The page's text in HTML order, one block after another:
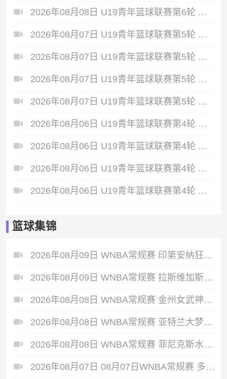
2026年08月08日 U19青年篮球联赛第6轮 北京首钢U19 VS 青岛国信海天U19 全场录像
2026年08月07日 U19青年篮球联赛第5轮 青岛国信海天U19 VS 天津荣钢U19 全场录像
2026年08月07日 U19青年篮球联赛第5轮 浙江广厦U19 VS 新疆广汇U19 全场录像
2026年08月07日 U19青年篮球联赛第5轮 山东山高U19 VS 辽宁沈阳三生U19 全场录像
2026年08月07日 U19青年篮球联赛第5轮 深圳新世纪U19 VS 四川锦城U19 全场录像
2026年08月06日 U19青年篮球联赛第4轮 深圳新世纪U19 VS 山西汾酒U19 全场录像
2026年08月06日 U19青年篮球联赛第4轮 山东山高U19 VS 福建浔兴U19 全场录像
2026年08月06日 U19青年篮球联赛第4轮 新疆广汇U19 VS 龙狮青年U19 全场录像
2026年08月06日 U19青年篮球联赛第4轮 天津荣钢U19 VS 北京首钢U19 全场录像
篮球集锦
2026年08月09日 WNBA常规赛 印第安纳狂热 90 - 86 芝加哥天空 全场集锦
2026年08月09日 WNBA常规赛 拉斯维加斯王牌 87 - 98 明尼苏达山猫 全场集锦
2026年08月08日 WNBA常规赛 金州女武神 94 - 76 达拉斯飞翼 全场集锦
2026年08月08日 WNBA常规赛 亚特兰大梦想 74 - 79 华盛顿神秘人 全场集锦
2026年08月08日 WNBA常规赛 菲尼克斯水星 72 - 75 康涅狄格太阳 全场集锦
2026年08月07日 08月07日WNBA常规赛 多伦多节奏 83 - 97 波特兰火焰 集锦